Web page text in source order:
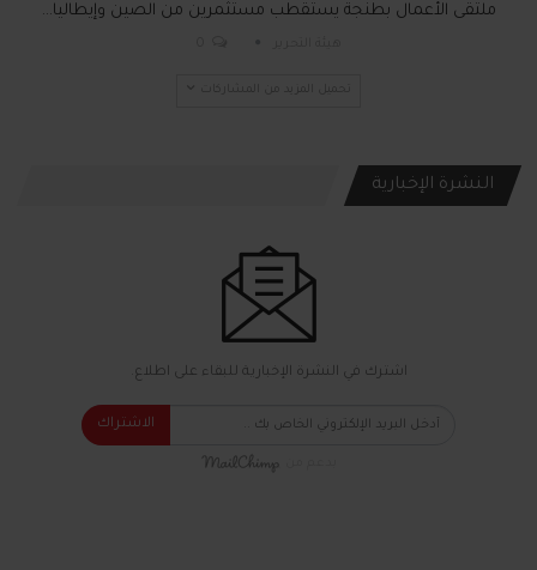
ملتقى الأعمال بطنجة يستقطب مستثمرين من الصين وإيطاليا…
النشرة الإخبارية
اشترك في النشرة الإخبارية للبقاء على اطلاع.
الاشتراك